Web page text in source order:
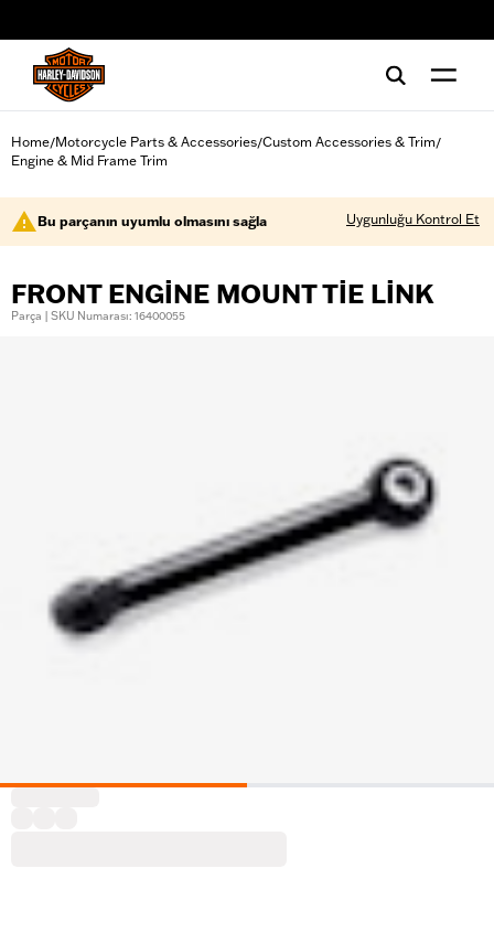
Home/Motorcycle Parts & Accessories/Custom Accessories & Trim/
Engine & Mid Frame Trim
Bu parçanın uyumlu olmasını sağla Uygunluğu Kontrol Et
FRONT ENGINE MOUNT TIE LINK
Parça | SKU Numarası: 16400055